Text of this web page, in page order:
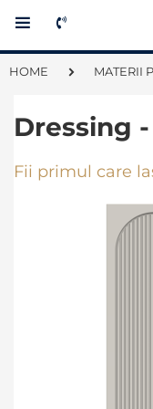
HOME MATERII
Dressing
Fii primul care